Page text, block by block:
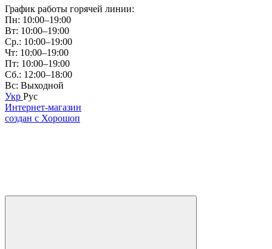
График работы горячей линии:
Пн: 10:00–19:00
Вт: 10:00–19:00
Ср.: 10:00–19:00
Чт: 10:00–19:00
Пт: 10:00–19:00
Сб.: 12:00–18:00
Вс: Выходной
Укр Рус
Интернет-магазин
создан с Хорошоп